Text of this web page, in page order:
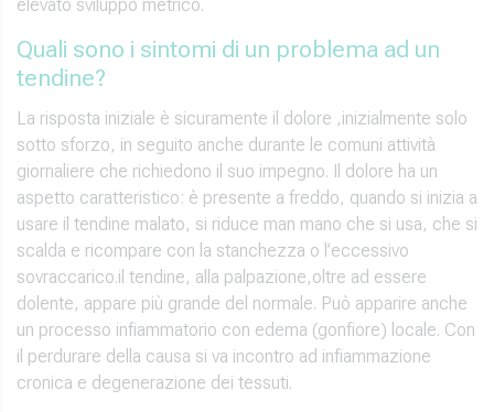
elevato sviluppo metrico.
Quali sono i sintomi di un problema ad un
tendine?
La risposta iniziale è sicuramente il dolore ,inizialmente solo
sotto sforzo, in seguito anche durante le comuni attività
giornaliere che richiedono il suo impegno. Il dolore ha un
aspetto caratteristico: è presente a freddo, quando si inizia a
usare il tendine malato, si riduce man mano che si usa, che si
scalda e ricompare con la stanchezza o l’eccessivo
sovraccarico.il tendine, alla palpazione,oltre ad essere
dolente, appare più grande del normale. Può apparire anche
un processo infiammatorio con edema (gonfiore) locale. Con
il perdurare della causa si va incontro ad infiammazione
cronica e degenerazione dei tessuti.